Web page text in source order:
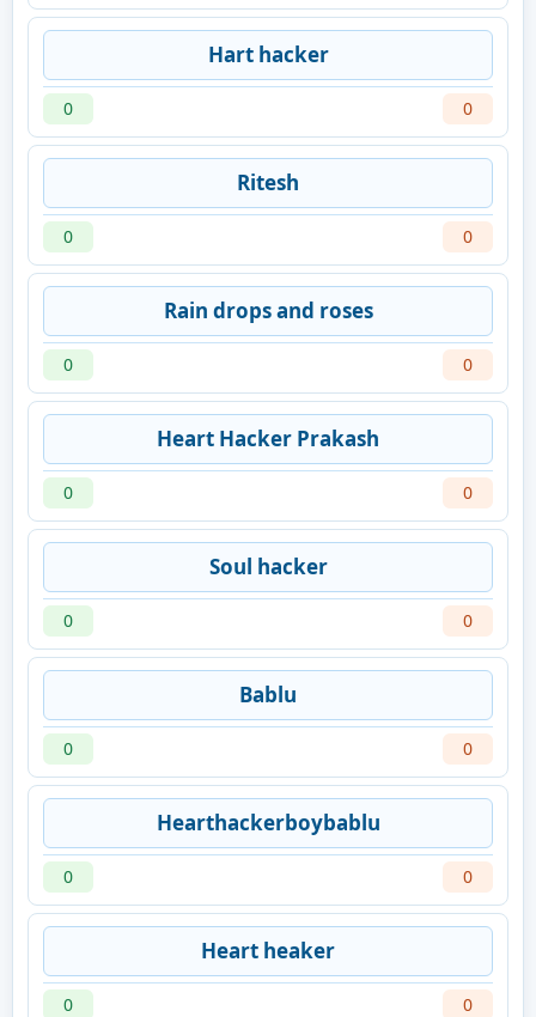
Hart hacker
0 0
Ritesh
0 0
Rain drops and roses
0 0
Heart Hacker Prakash
0 0
Soul hacker
0 0
Bablu
0 0
Hearthackerboybablu
0 0
Heart heaker
0 0